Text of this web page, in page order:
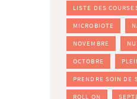
LISTE DES
MICROBIOTE
NOVEMBRE
OCTOBRE
PRENDRE SOIN DE
ROLL ON